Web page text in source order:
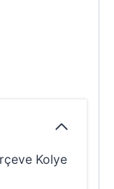
Kolye